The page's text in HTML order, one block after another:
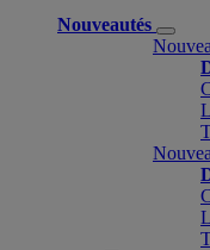
Nouveautés